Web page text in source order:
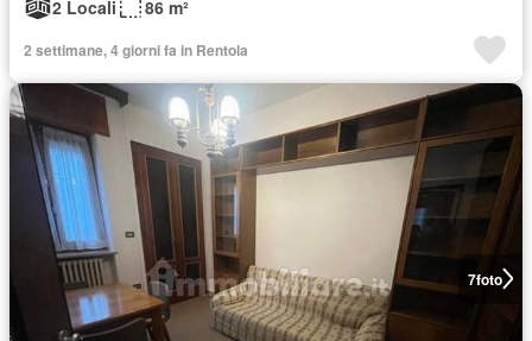
2 Locali 86 m²
2 settimane, 4 giorni fa in Rentola
7foto